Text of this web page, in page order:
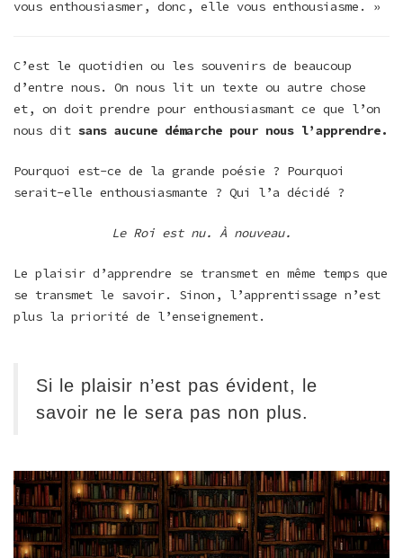
vous enthousiasmer, donc, elle vous enthousiasme. »
C’est le quotidien ou les souvenirs de beaucoup
d’entre nous. On nous lit un texte ou autre chose
et, on doit prendre pour enthousiasmant ce que l’on
nous dit sans aucune démarche pour nous l’apprendre.
Pourquoi est-ce de la grande poésie ? Pourquoi
serait-elle enthousiasmante ? Qui l’a décidé ?
Le Roi est nu. À nouveau.
Le plaisir d’apprendre se transmet en même temps que
se transmet le savoir. Sinon, l’apprentissage n’est
plus la priorité de l’enseignement.
Si le plaisir n’est pas évident, le
savoir ne le sera pas non plus.